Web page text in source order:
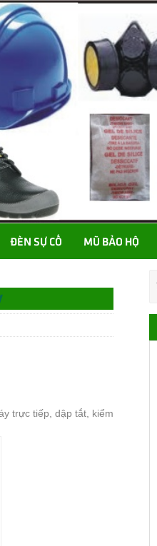
ĐÈN SỰ CỐ MŨ BẢO HỘ
trực tiếp, dập tắt, kiểm